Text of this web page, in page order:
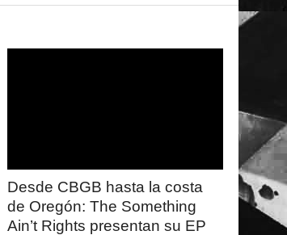
Desde CBGB hasta la costa
de Oregón: The Something
Ain’t Rights presentan su EP